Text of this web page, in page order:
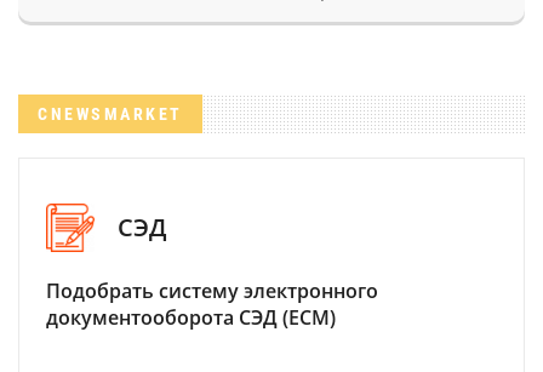
CNEWSMARKET
СЭД
Подобрать систему электронного
документооборота СЭД (ECM)